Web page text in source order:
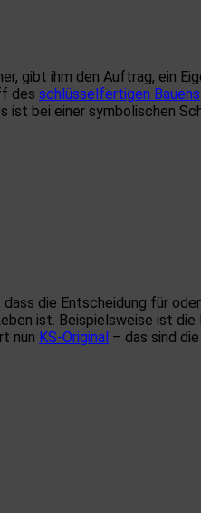
gibt ihm den Auftrag, ein
des schlüsselfertigen Bauens
bei einer symbolischen
dass die Entscheidung für
ist. Beispielsweise ist
nun KS-Original – das sind